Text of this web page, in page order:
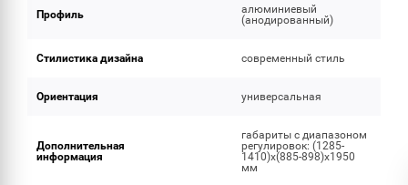
Профиль
алюминиевый
(анодированный)
Стилистика дизайна современный стиль
Ориентация универсальная
Дополнительная
информация
габариты с диапазоном
регулировок: (1285-
1410)x(885-898)x1950
мм